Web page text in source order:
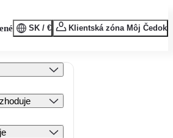
SK / € Klientská zóna Môj Čedok